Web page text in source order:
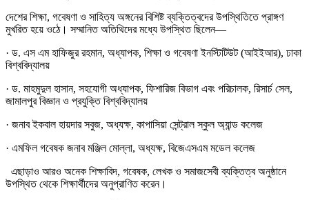
দেশের শিক্ষা, গবেষণা ও সাহিত্য অঙ্গনের বিশিষ্ট ব্যক্তিত্বদের উপস্থিতিতে প্রাঙ্গণ
মুখরিত হয়ে ওঠে। সম্মানিত অতিথিদের মধ্যে উপস্থিত ছিলেন—
· ড. এস এম হাফিজুর রহমান, অধ্যাপক, শিক্ষা ও গবেষণা ইনস্টিটিউট (আইইআর), ঢাকা
বিশ্ববিদ্যালয়
· ড. মাহমুদুল হাসান, সহযোগী অধ্যাপক, ফিশারিজ বিভাগ এবং পরিচালক, রিসার্চ সেল,
জামালপুর বিজ্ঞান ও প্রযুক্তি বিশ্ববিদ্যালয়
· জনাব ইকবাল হায়দার সবুজ, অধ্যক্ষ, কাপাসিয়া সেন্ট্রাল স্কুল অ্যান্ড কলেজ
· এমফিল গবেষক জনাব মঞ্জিল মোল্লা, অধ্যক্ষ, বিজেএসএম মডেল কলেজ
এছাড়াও আরও অনেক শিক্ষাবিদ, গবেষক, লেখক ও সমাজসেবী ব্যক্তিত্ব অনুষ্ঠানে
উপস্থিত থেকে শিক্ষার্থীদের অনুপ্রাণিত করেন।